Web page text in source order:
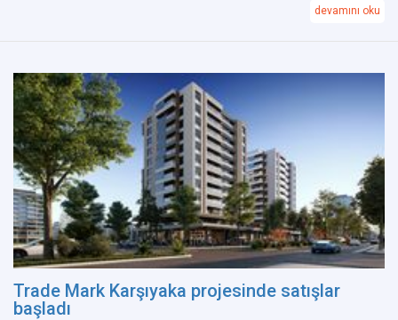
devamını oku
Trade Mark Karşıyaka projesinde satışlar
başladı